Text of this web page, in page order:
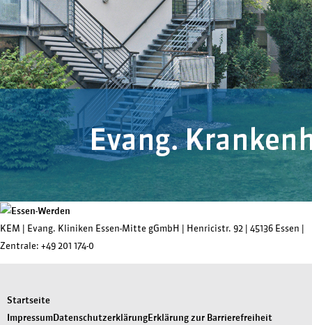
KEM | Evang. Kliniken Essen-Mitte gGmbH | Henricistr. 92 | 45136 Essen |
Zentrale: +49 201 174-0
Startseite
ImpressumDatenschutzerklärungErklärung zur Barrierefreiheit